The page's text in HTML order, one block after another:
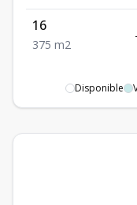
16
375 m2
-
Disponible